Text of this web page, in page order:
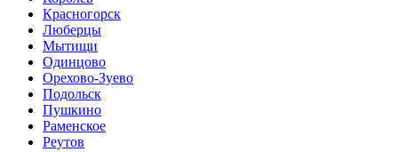
Красногорск
Люберцы
Мытищи
Одинцово
Орехово-Зуево
Подольск
Пушкино
Раменское
Реутов